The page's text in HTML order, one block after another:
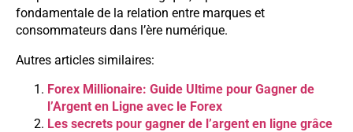
fondamentale de la relation entre marques et
consommateurs dans l’ère numérique.
Autres articles similaires:
Forex Millionaire: Guide Ultime pour Gagner de
l’Argent en Ligne avec le Forex
Les secrets pour gagner de l’argent en ligne grâce